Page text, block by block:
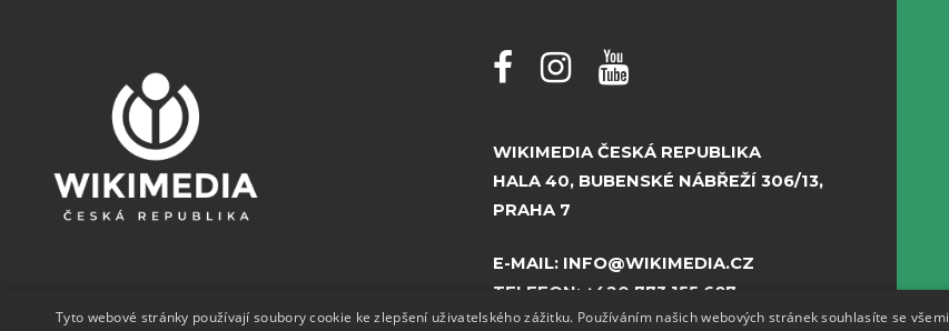
WIKIMEDIA ČESKÁ REPUBLIKA
HALA 40, BUBENSKÉ NÁBŘEŽÍ 306/13,
PRAHA 7
E-MAIL: INFO@WIKIMEDIA.CZ
TELEFON: +420 773 155 687
Tyto webové stránky používají soubory cookie ke zlepšení uživatelského zážitku. Používáním našich webových stránek souhlasíte se všemi